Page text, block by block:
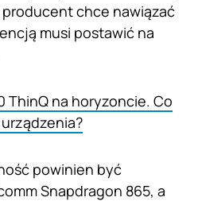
chce nawiązać
musi postawić na
ThinQ na horyzoncie. Co
powinien być
Snapdragon 865, a